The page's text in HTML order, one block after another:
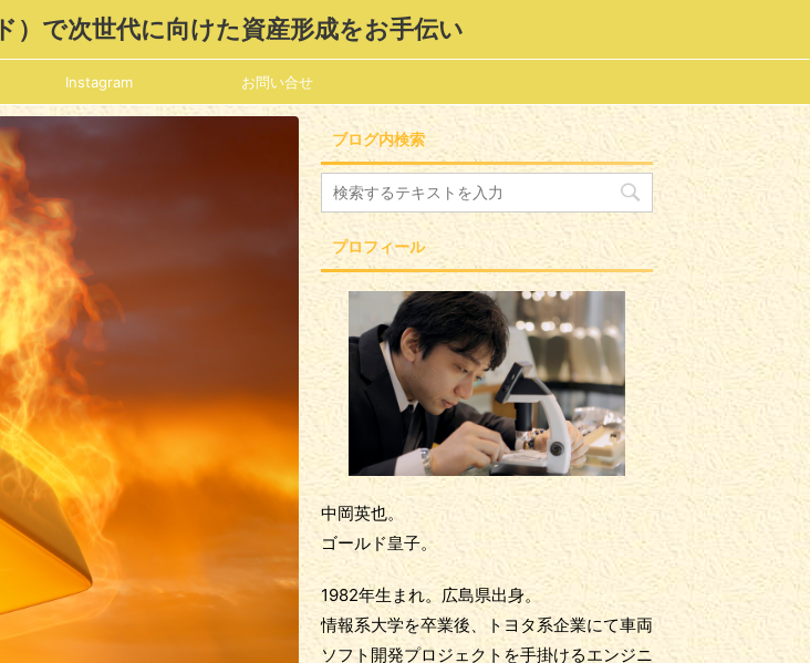
）で次世代に向けた資産形成をお手伝い
Instagram お問い合せ
ブログ内検索
プロフィール
中岡英也。
ゴールド皇子。
1982年生まれ。広島県出身。
情報系大学を卒業後、トヨタ系企業にて車両
ソフト開発プロジェクトを手掛けるエンジニ